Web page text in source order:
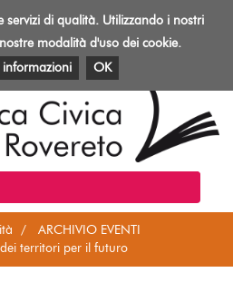
Toggle
PATRIMONIO E RISORSE
ARCHIVIO EVENTI
territori per il futuro
servizi di qualità. Utilizzando i nostri
modalità d'uso dei cookie.
OK